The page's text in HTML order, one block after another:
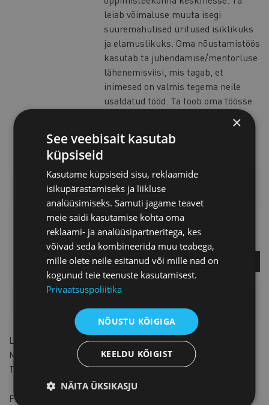
leiab võimaluse muuta isegi
suuremahulised üritused isiklikuks
ja elamuslikuks. Oma nõustamistöös
kasutab ta juhendamise/mentorluse
lähenemisviisi, mis tagab, et
inimesed on valmis tegema neile
usaldatud tööd. Ta toob oma töösse
teadlase mõistuse, õpetaja südame
LISAINFO
Kristiina Avilo
Projektijuht
KÜSI LISA
Liikmetele
49 € + KM
Mitteliikmetele
98 € + KM
Töökeel on inglise keel
PARE liikmetel palun märkida liikmelisuse kohta
×
See veebisait kasutab
küpsiseid
Kasutame küpsiseid sisu, reklaamide
isikupärastamiseks ja liikluse
analüüsimiseks. Samuti jagame teavet
meie saidi kasutamise kohta oma
reklaami- ja analüüsipartneritega, kes
võivad seda kombineerida muu teabega,
mille olete neile esitanud või mille nad on
kogunud teie teenuste kasutamisest.
Privaatsuspoliitika
NÕUSTU KÕIGIGA
KEELDU KÕIGIST
NÄITA ÜKSIKASJU